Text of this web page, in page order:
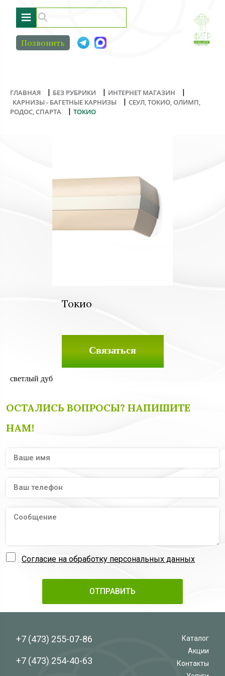
≡
Позвонить
ГЛАВНАЯ | БЕЗ РУБРИКИ | ИНТЕРНЕТ МАГАЗИН |
КАРНИЗЫ - БАГЕТНЫЕ КАРНИЗЫ | СЕУЛ, ТОКИО, ОЛИМП,
РОДОС, СПАРТА
| ТОКИО
Токио
Связаться
светлый дуб
ОСТАЛИСЬ ВОПРОСЫ? НАПИШИТЕ
НАМ!
Согласие на обработку персональных данных
+7 (473) 255-07-86
+7 (473) 254-40-63
Каталог
Акции
Контакты